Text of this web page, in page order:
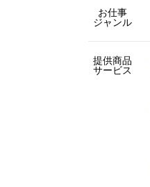
お仕事
ジャンル
提供商品
サービス